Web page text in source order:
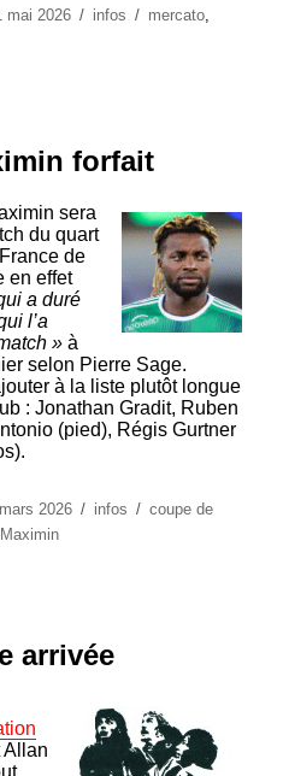
mai 2026 Catégories
infos Étiquettes
mercato,
forfait
sera
du quart
de
en effet
a duré
l’a
»à
selon Pierre Sage.
à la liste plutôt longue
: Jonathan Gradit, Ruben
(pied), Régis Gurtner
2026 Catégories
infos Étiquettes
coupe de
arrivée
Allan